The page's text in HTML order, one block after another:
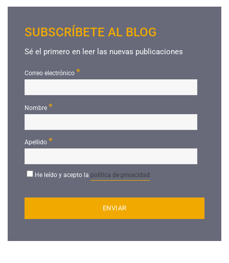
SUBSCRÍBETE AL BLOG
Sé el primero en leer las nuevas publicaciones
Correo electrónico *
Nombre*
Apellido *
He leído y acepto la política de privacidad